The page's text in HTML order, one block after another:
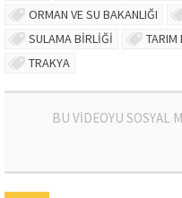
ORMAN VE SU BAKANLIĞI
SULAMA BİRLİĞİ
TARIM
TRAKYA
BU VİDEOYU SOSYAL